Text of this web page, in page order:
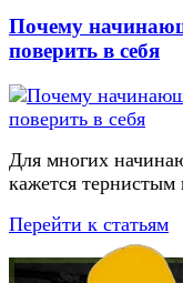
Почему
поверить в себя
Для многих
кажется
Перейти к статьям